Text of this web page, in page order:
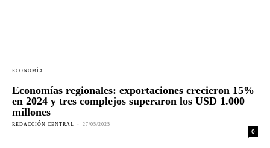
ECONOMÍA
Economías regionales: exportaciones crecieron 15%
en 2024 y tres complejos superaron los USD 1.000
millones
REDACCIÓN CENTRAL - 27/05/2025
0